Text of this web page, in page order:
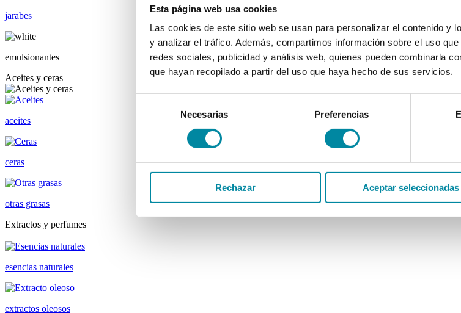
Esta página web usa cookies
Las cookies de este sitio web se usan para personalizar el contenido y
y analizar el tráfico. Además, compartimos información sobre el uso
redes sociales, publicidad y análisis web, quienes pueden combinarla
que hayan recopilado a partir del uso que haya hecho de sus servicios.
consentimiento
Necesarias Preferencias
Rechazar Aceptar seleccionadas
jarabes
emulsionantes
Aceites y ceras
aceites
ceras
otras grasas
Extractos y perfumes
esencias naturales
extractos oleosos